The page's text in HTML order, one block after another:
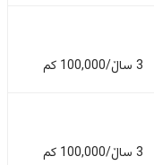
3 ساڵ/100,000 کم
3 ساڵ/100,000 کم